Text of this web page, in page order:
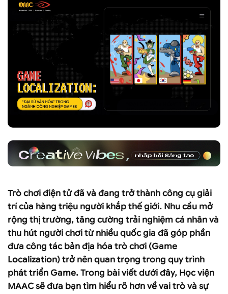
Trò chơi điện tử đã và đang trở thành công cụ giải
trí của hàng triệu người khắp thế giới. Nhu cầu mở
rộng thị trường, tăng cường trải nghiệm cá nhân và
thu hút người chơi từ nhiều quốc gia đã góp phần
đưa công tác bản địa hóa trò chơi (Game
Localization) trở nên quan trọng trong quy trình
phát triển Game. Trong bài viết dưới đây, Học viện
MAAC sẽ đưa bạn tìm hiểu rõ hơn về vai trò và sự